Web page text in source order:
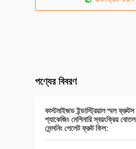
পণ্যের বিবরণ
কাস্টমাইজড ইন্ডাস্ট্রিয়াল স্মল ফ্রুটস
প্যাকেজিং মেশিনারি স্বয়ংক্রিয় বোতল
সেন্সনিং পেলেট ফ্রুট ফিল: